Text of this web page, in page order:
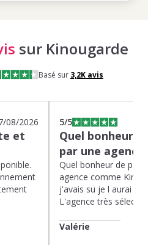
sur Kinougarde
Basé sur 3,2Kavis
08/2026
et
5/5
Quel bonheur
par une
Quel bonheur de
agence comme
j'avais su je l aurai
L'agence très
Valérie